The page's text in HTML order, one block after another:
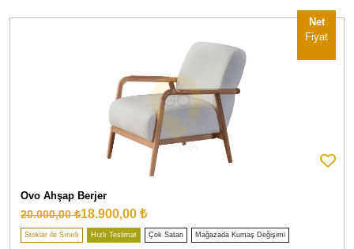
Net
Fiyat
Ovo Ahşap Berjer
20.000,00 ₺18.900,00 ₺
Stoklar ile Sınırlı Hızlı Teslimat Çok Satan Mağazada Kumaş Değişimi